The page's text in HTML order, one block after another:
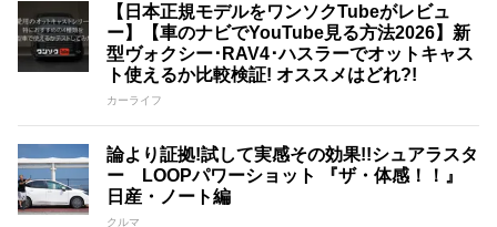
【日本正規モデルをワンソクTubeがレビュ
ー】【車のナビでYouTube見る方法2026】新
型ヴォクシー･RAV4･ハスラーでオットキャス
ト使えるか比較検証! オススメはどれ?!
カーライフ
論より証拠!試して実感その効果!!シュアラスタ
ー LOOPパワーショット 『ザ・体感！！』
日産・ノート編
クルマ